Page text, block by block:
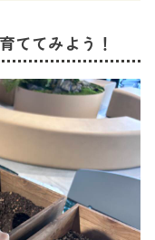
ててみよう！